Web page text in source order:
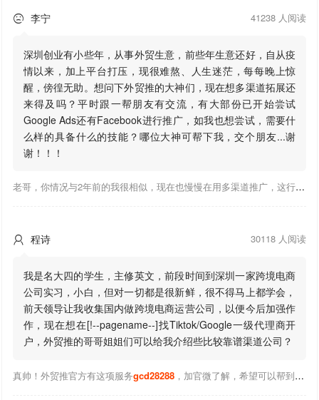
 李宁 41238 人阅读
深圳创业有小些年，从事外贸生意，前些年生意还好，自从疫
情以来，加上平台打压，现很难熬、人生迷茫，每每晚上惊
醒，傍徨无助。想问下外贸推的大神们，现在想多渠道拓展还
来得及吗？平时跟一帮朋友有交流，有大部份已开始尝试
Google Ads还有Facebook进行推广，如我也想尝试，需要什
么样的具备什么的技能？哪位大神可帮下我，交个朋友...谢
谢！！！
老哥，你情况与2年前的我很相似，现在也慢慢在用多渠道推广，这行有钱景，你有基础上手会比较快，不必担心。至于Google还是Facebook哪好上手，我是Google广告入手，现在迷上外贸推关注大神们的营销推广干货。有空你也可多泡下这站，真能学到不少东西；希望可以帮到你！
 程诗 30118 人阅读
我是名大四的学生，主修英文，前段时间到深圳一家跨境电商
公司实习，小白，但对一切都是很新鲜，很不得马上都学会，
前天领导让我收集国内做跨境电商运营公司，以便今后加强作
作，现在想在[!--pagename--]找Tiktok/Google一级代理商开
户，外贸推的哥哥姐姐们可以给我介绍些比较靠谱渠道公司？
真帅！外贸推官方有这项服务gcd28288，加官微了解，希望可以帮到你！